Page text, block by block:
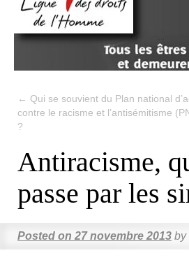
← Qui se souvient du Plan national
contre le racisme et l’antisémitisme
?
Antiracisme,
passe par les
Posted on 27 novembre 2013 by